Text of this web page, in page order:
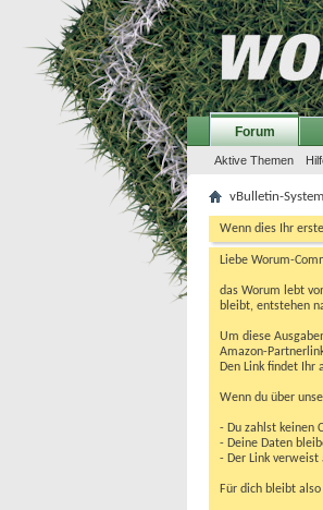
Forum
Aktive Themen
vBulletin-
Wenn dies Ihr
Liebe Worum-
das Worum lebt
bleibt, entstehen
Um diese
Amazon-
Den Link findet
Wenn du über
- Du zahlst keinen
- Deine Daten
- Der Link verweist
Für dich bleibt